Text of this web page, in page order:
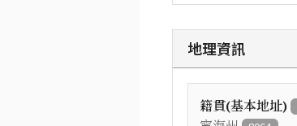
地理資訊
籍貫(基本地址)